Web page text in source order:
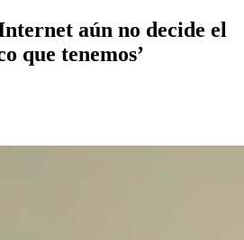
aún no decide el
que tenemos’